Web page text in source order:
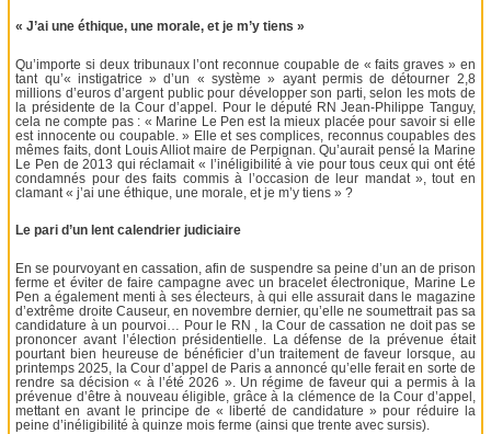
« J’ai une éthique, une morale, et je m’y tiens »
Qu’importe si deux tribunaux l’ont reconnue coupable de « faits graves » en
tant qu’« instigatrice » d’un « système » ayant permis de détourner 2,8
millions d’euros d’argent public pour développer son parti, selon les mots de
la présidente de la Cour d’appel. Pour le député RN Jean-Philippe Tanguy,
cela ne compte pas : « Marine Le Pen est la mieux placée pour savoir si elle
est innocente ou coupable. » Elle et ses complices, reconnus coupables des
mêmes faits, dont Louis Alliot maire de Perpignan. Qu’aurait pensé la Marine
Le Pen de 2013 qui réclamait « l’inéligibilité à vie pour tous ceux qui ont été
condamnés pour des faits commis à l’occasion de leur mandat », tout en
clamant « j’ai une éthique, une morale, et je m’y tiens » ?
Le pari d’un lent calendrier judiciaire
En se pourvoyant en cassation, afin de suspendre sa peine d’un an de prison
ferme et éviter de faire campagne avec un bracelet électronique, Marine Le
Pen a également menti à ses électeurs, à qui elle assurait dans le magazine
d’extrême droite Causeur, en novembre dernier, qu’elle ne soumettrait pas sa
candidature à un pourvoi… Pour le RN , la Cour de cassation ne doit pas se
prononcer avant l’élection présidentielle. La défense de la prévenue était
pourtant bien heureuse de bénéficier d’un traitement de faveur lorsque, au
printemps 2025, la Cour d’appel de Paris a annoncé qu’elle ferait en sorte de
rendre sa décision « à l’été 2026 ». Un régime de faveur qui a permis à la
prévenue d’être à nouveau éligible, grâce à la clémence de la Cour d’appel,
mettant en avant le principe de « liberté de candidature » pour réduire la
peine d’inéligibilité à quinze mois ferme (ainsi que trente avec sursis).